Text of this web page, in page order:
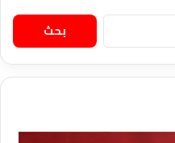
البحث
عن: